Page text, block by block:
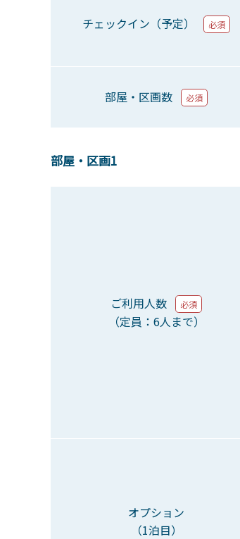
チェックイン（予定） 必須
部屋・区画数 必須
部屋・区画1
ご利用人数 必須
（定員：6人まで）
オプション
（1泊目）